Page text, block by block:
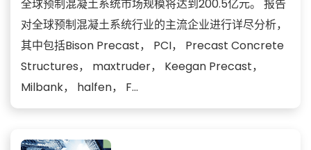
全球预制混凝土系统市场规模将达到200.5亿元。 报告
对全球预制混凝土系统行业的主流企业进行详尽分析，
其中包括Bison Precast， PCI， Precast Concrete
Structures， maxtruder， Keegan Precast，
Milbank， halfen， F...